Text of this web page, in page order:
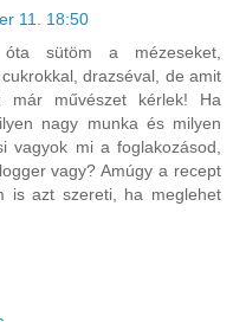
11. 18:50
sütöm a mézeseket,
drazséval, de amit
már művészet kérlek! Ha
nagy munka és milyen
vagyok mi a foglakozásod,
vagy? Amúgy a recept
is azt szereti, ha meglehet